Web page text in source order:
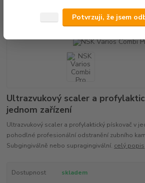
Potvrzuji, že jsem
Doprava ZDARMA
Ultrazvukový scaler a
jednom zařízení
Ultrazvukový scaler a profylaktický pískovač v
pohodlné profesionální odstranění zubního
Subgingiválně nebo supragingivální. celý popis
Dostupnost skladem